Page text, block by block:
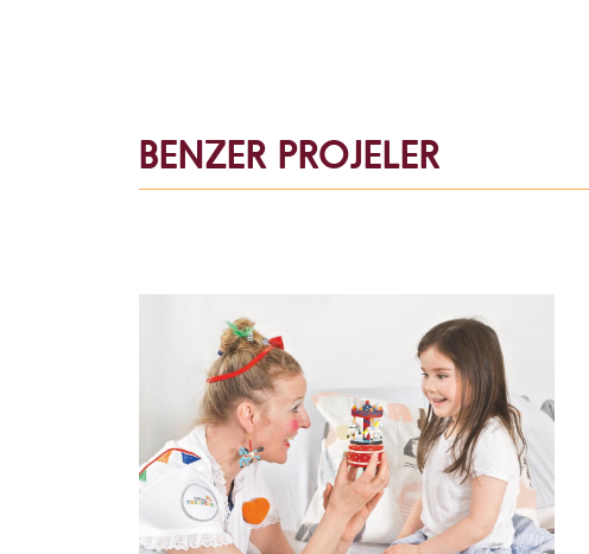
BENZER PROJELER